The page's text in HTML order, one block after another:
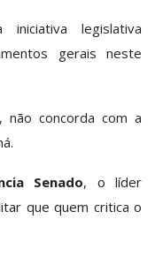
legislativa
gerais neste
não concorda com a
Senado, o líder
que quem critica o